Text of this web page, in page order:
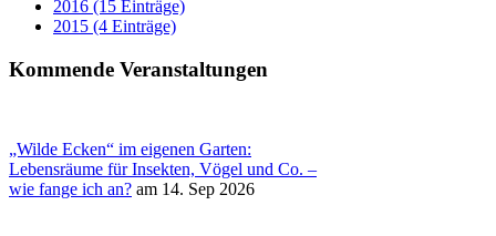
2016 (15 Einträge)
2015 (4 Einträge)
Kommende Veranstaltungen
„Wilde Ecken“ im eigenen Garten:
Lebensräume für Insekten, Vögel und Co. –
wie fange ich an? am 14. Sep 2026